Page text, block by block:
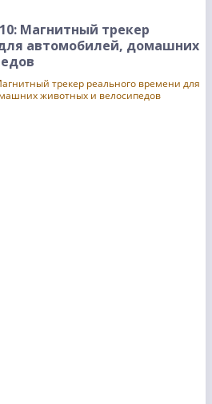
Магнитный трекер
автомобилей, домашних